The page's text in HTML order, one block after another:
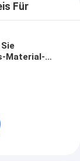
Für
Material-